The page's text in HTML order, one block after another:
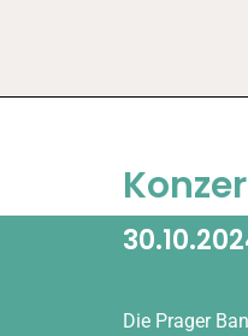
Die Prager